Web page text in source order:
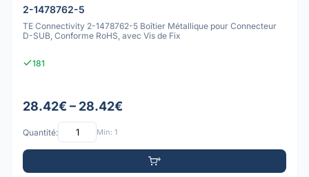
2-1478762-5
TE Connectivity 2-1478762-5 Boîtier Métallique pour Connecteur
D-SUB, Conforme RoHS, avec Vis de Fix
181
28.42€ – 28.42€
Quantité: Min: 1